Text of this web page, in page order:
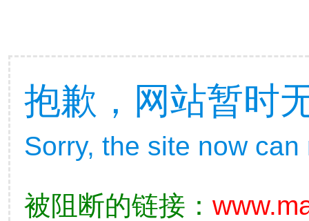
抱歉，网站暂时
Sorry, the site now
被阻断的链接：